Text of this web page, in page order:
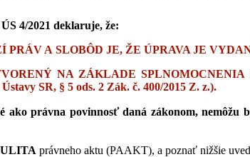
4/2021 deklaruje, že:
A SLOBÔD JE, ŽE ÚPRAVA JE
NA ZÁKLADE
Ústavy SR, § 5 ods. 2 Zák. č. 400/2015 Z. z.).
ako právna povinnosť daná zákonom,
právneho aktu (PAAKT), a poznať nižšie